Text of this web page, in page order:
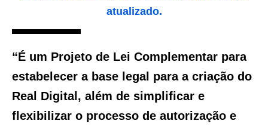
atualizado.
“É um Projeto de Lei Complementar para
estabelecer a base legal para a criação do
Real Digital, além de simplificar e
flexibilizar o processo de autorização e